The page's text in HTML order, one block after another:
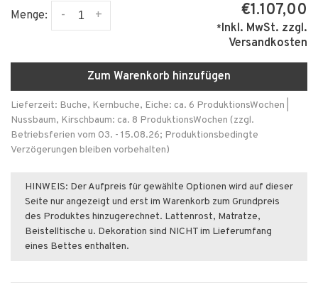
Menge: +
- €1.107,00
*Inkl. MwSt. zzgl.
Versandkosten
Zum Warenkorb hinzufügen
Lieferzeit: Buche, Kernbuche, Eiche: ca. 6 ProduktionsWochen |
Nussbaum, Kirschbaum: ca. 8 ProduktionsWochen (zzgl.
Betriebsferien vom 03. - 15.08.26; Produktionsbedingte
Verzögerungen bleiben vorbehalten)
HINWEIS: Der Aufpreis für gewählte Optionen wird auf dieser
Seite nur angezeigt und erst im Warenkorb zum Grundpreis
des Produktes hinzugerechnet. Lattenrost, Matratze,
Beistelltische u. Dekoration sind NICHT im Lieferumfang
eines Bettes enthalten.